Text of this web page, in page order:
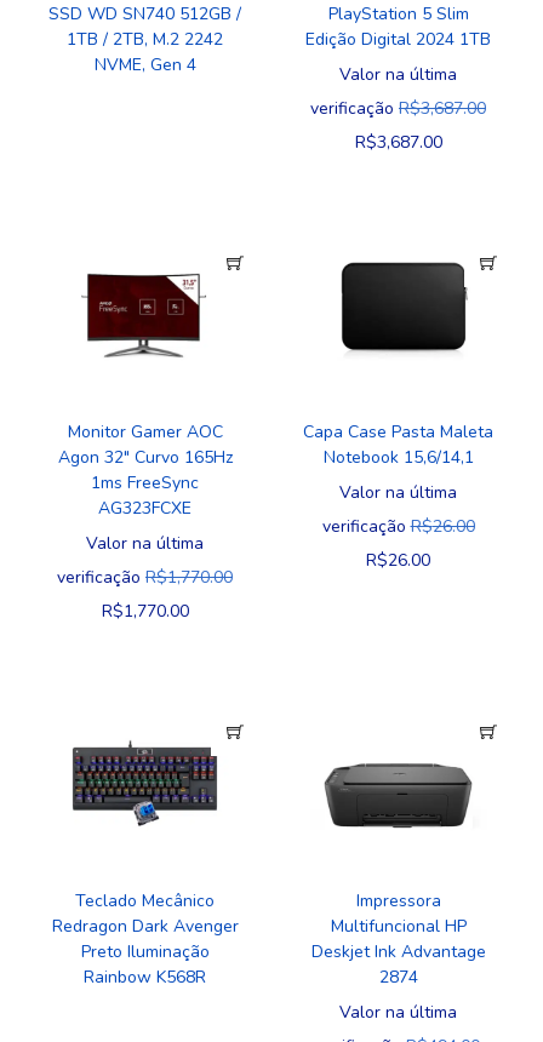
SSD WD SN740 512GB /
1TB / 2TB, M.2 2242
NVME, Gen 4
PlayStation 5 Slim
Edição Digital 2024 1TB
Valor na última
verificação R$3,687.00
R$3,687.00
Monitor Gamer AOC
Agon 32″ Curvo 165Hz
1ms FreeSync
AG323FCXE
Valor na última
verificação R$1,770.00
R$1,770.00
Capa Case Pasta Maleta
Notebook 15,6/14,1
Valor na última
verificação R$26.00
R$26.00
Teclado Mecânico
Redragon Dark Avenger
Preto Iluminação
Rainbow K568R
Impressora
Multifuncional HP
Deskjet Ink Advantage
2874
Valor na última